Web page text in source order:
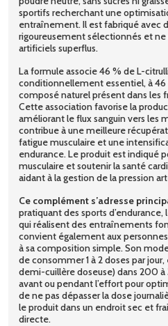
sportifs recherchant une
entraînement. Il est fabriqué avec
rigoureusement sélectionnés et ne
artificiels superflus.
La formule associe 46 % de L-
conditionnellement essentiel, à 46
composé naturel présent dans les
Cette association favorise la
améliorant le flux sanguin vers les
contribue à une meilleure
fatigue musculaire et une
endurance. Le produit est indiqué
musculaire et soutenir la santé
aidant à la gestion de la pression
Ce complément s’adresse
pratiquant des sports
qui réalisent des entraînements
convient également aux
à sa composition simple. Son
de consommer 1 à 2 doses par
demi-cuillère doseuse) dans 200
avant ou pendant l’effort pour
de ne pas dépasser la dose
le produit dans un endroit sec et
directe.